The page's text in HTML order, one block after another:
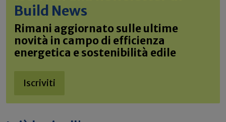
Build News
Rimani aggiornato sulle ultime
novità in campo di efficienza
energetica e sostenibilità edile
Iscriviti